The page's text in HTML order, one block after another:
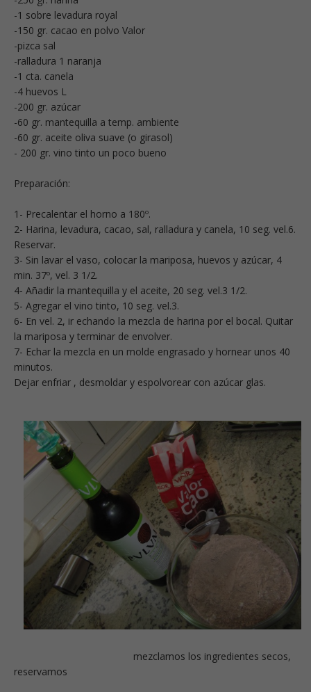
-1 sobre levadura royal
-150 gr. cacao en polvo Valor
-pizca sal
-ralladura 1 naranja
-1 cta. canela
-4 huevos L
-200 gr. azúcar
-60 gr. mantequilla a temp. ambiente
-60 gr. aceite oliva suave (o girasol)
- 200 gr. vino tinto un poco bueno
Preparación:
1- Precalentar el horno a 180º.
2- Harina, levadura, cacao, sal, ralladura y canela, 10 seg. vel.6.
Reservar.
3- Sin lavar el vaso, colocar la mariposa, huevos y azúcar, 4
min. 37º, vel. 3 1/2.
4- Añadir la mantequilla y el aceite, 20 seg. vel.3 1/2.
5- Agregar el vino tinto, 10 seg. vel.3.
6- En vel. 2, ir echando la mezcla de harina por el bocal. Quitar
la mariposa y terminar de envolver.
7- Echar la mezcla en un molde engrasado y hornear unos 40
minutos.
Dejar enfriar , desmoldar y espolvorear con azúcar glas.
mezclamos los ingredientes secos,
reservamos